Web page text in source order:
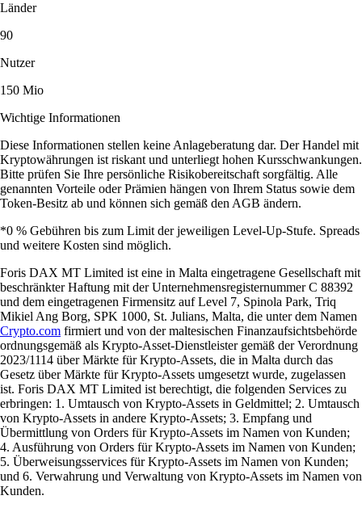
Länder
90
Nutzer
150 Mio
Wichtige Informationen
Diese Informationen stellen keine Anlageberatung dar. Der Handel mit
Kryptowährungen ist riskant und unterliegt hohen Kursschwankungen.
Bitte prüfen Sie Ihre persönliche Risikobereitschaft sorgfältig. Alle
genannten Vorteile oder Prämien hängen von Ihrem Status sowie dem
Token-Besitz ab und können sich gemäß den AGB ändern.
*0 % Gebühren bis zum Limit der jeweiligen Level-Up-Stufe. Spreads
und weitere Kosten sind möglich.
Foris DAX MT Limited ist eine in Malta eingetragene Gesellschaft mit
beschränkter Haftung mit der Unternehmensregisternummer C 88392
und dem eingetragenen Firmensitz auf Level 7, Spinola Park, Triq
Mikiel Ang Borg, SPK 1000, St. Julians, Malta, die unter dem Namen
Crypto.com firmiert und von der maltesischen Finanzaufsichtsbehörde
ordnungsgemäß als Krypto-Asset-Dienstleister gemäß der Verordnung
2023/1114 über Märkte für Krypto-Assets, die in Malta durch das
Gesetz über Märkte für Krypto-Assets umgesetzt wurde, zugelassen
ist. Foris DAX MT Limited ist berechtigt, die folgenden Services zu
erbringen: 1. Umtausch von Krypto-Assets in Geldmittel; 2. Umtausch
von Krypto-Assets in andere Krypto-Assets; 3. Empfang und
Übermittlung von Orders für Krypto-Assets im Namen von Kunden;
4. Ausführung von Orders für Krypto-Assets im Namen von Kunden;
5. Überweisungsservices für Krypto-Assets im Namen von Kunden;
und 6. Verwahrung und Verwaltung von Krypto-Assets im Namen von
Kunden.